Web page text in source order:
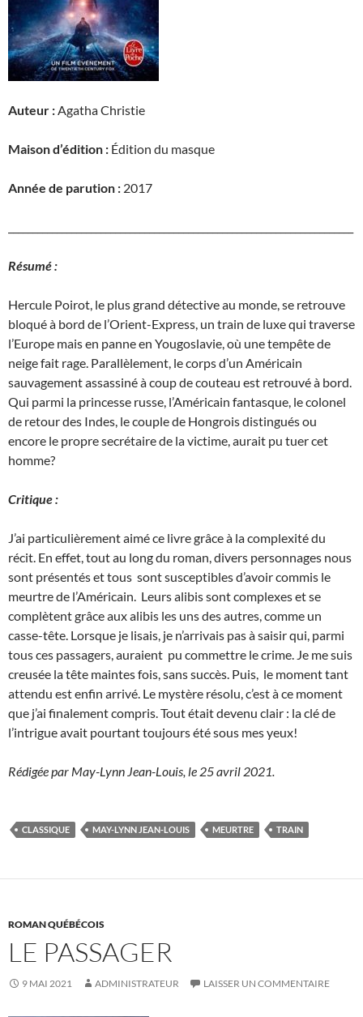
Auteur :Agatha Christie
Maison d’édition : Édition du masque
Année de parution : 2017
Résumé :
Hercule Poirot, le plus grand détective au monde, se retrouve
bloqué à bord de l’Orient-Express, un train de luxe qui traverse
l’Europe mais en panne en Yougoslavie, où une tempête de
neige fait rage. Parallèlement, le corps d’un Américain
sauvagement assassiné à coup de couteau est retrouvé à bord.
Qui parmi la princesse russe, l’Américain fantasque, le colonel
de retour des Indes, le couple de Hongrois distingués ou
encore le propre secrétaire de la victime, aurait pu tuer cet
homme?
Critique :
J’ai particulièrement aimé ce livre grâce à la complexité du
récit. En effet, tout au long du roman, divers personnages nous
sont présentés et tous sont susceptibles d’avoir commis le
meurtre de l’Américain. Leurs alibis sont complexes et se
complètent grâce aux alibis les uns des autres, comme un
casse-tête. Lorsque je lisais, je n’arrivais pas à saisir qui, parmi
tous ces passagers, auraient pu commettre le crime. Je me suis
creusée la tête maintes fois, sans succès. Puis, le moment tant
attendu est enfin arrivé. Le mystère résolu, c’est à ce moment
que j’ai finalement compris. Tout était devenu clair : la clé de
l’intrigue avait pourtant toujours été sous mes yeux!
Rédigée par May-Lynn Jean-Louis, le 25 avril 2021.
CLASSIQUE MAY-LYNN JEAN-LOUIS MEURTRE TRAIN
ROMAN QUÉBÉCOIS
LE PASSAGER
9 MAI 2021 ADMINISTRATEUR LAISSER UN COMMENTAIRE